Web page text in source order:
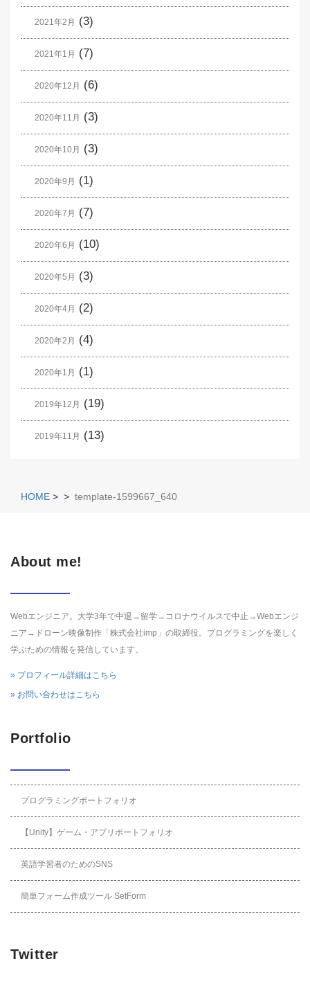
2021年2月 (3)
2021年1月 (7)
2020年12月 (6)
2020年11月 (3)
2020年10月 (3)
2020年9月 (1)
2020年7月 (7)
2020年6月 (10)
2020年5月 (3)
2020年4月 (2)
2020年2月 (4)
2020年1月 (1)
2019年12月 (19)
2019年11月 (13)
HOME > > template-1599667_640
About me!
Webエンジニア。大学3年で中退→留学→コロナウイルスで中止→Webエンジ
ニア→ドローン映像制作「株式会社imp」の取締役。プログラミングを楽しく
学ぶための情報を発信しています。
» プロフィール詳細はこちら
» お問い合わせはこちら
Portfolio
プログラミングポートフォリオ
【Unity】ゲーム・アプリポートフォリオ
英語学習者のためのSNS
簡単フォーム作成ツール SetForm
Twitter